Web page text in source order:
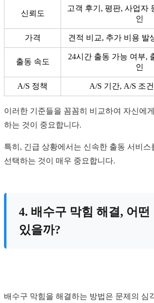
신뢰도
고객 후기, 평판, 사업자
인
가격 견적 비교, 추가 비용 발
출동 속도
24시간 출동 가능 여부,
인
A/S 정책 A/S 기간, A/S 조
이러한 기준들을 꼼꼼히 비교하여 자신에
하는 것이 중요합니다.
특히, 긴급 상황에서는 신속한 출동 서비스
선택하는 것이 매우 중요합니다.
4. 배수구 막힘 해결, 어떤
있을까?
배수구 막힘을 해결하는 방법은 문제의 심